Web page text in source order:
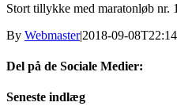
billede
Stort tillykke med maratonløb nr.
By Webmaster|2018-09-
Del på de Sociale Medier:
Facebook
X
LinkedIn
Pinterest
E-
Seneste indlæg